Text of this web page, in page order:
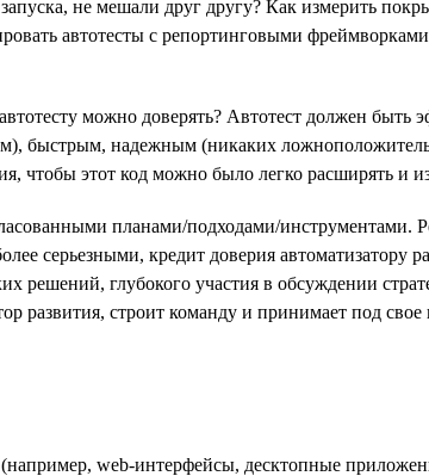
не мешали друг другу? Как измерить
автотесты с репортинговыми
можно доверять? Автотест должен
быстрым, надежным (никаких
чтобы этот код можно было легко расширять и
планами/подходами/инструментами.
серьезными, кредит доверия автоматизатору
решений, глубокого участия в обсуждении
развития, строит команду и принимает под
web-интерфейсы, десктопные